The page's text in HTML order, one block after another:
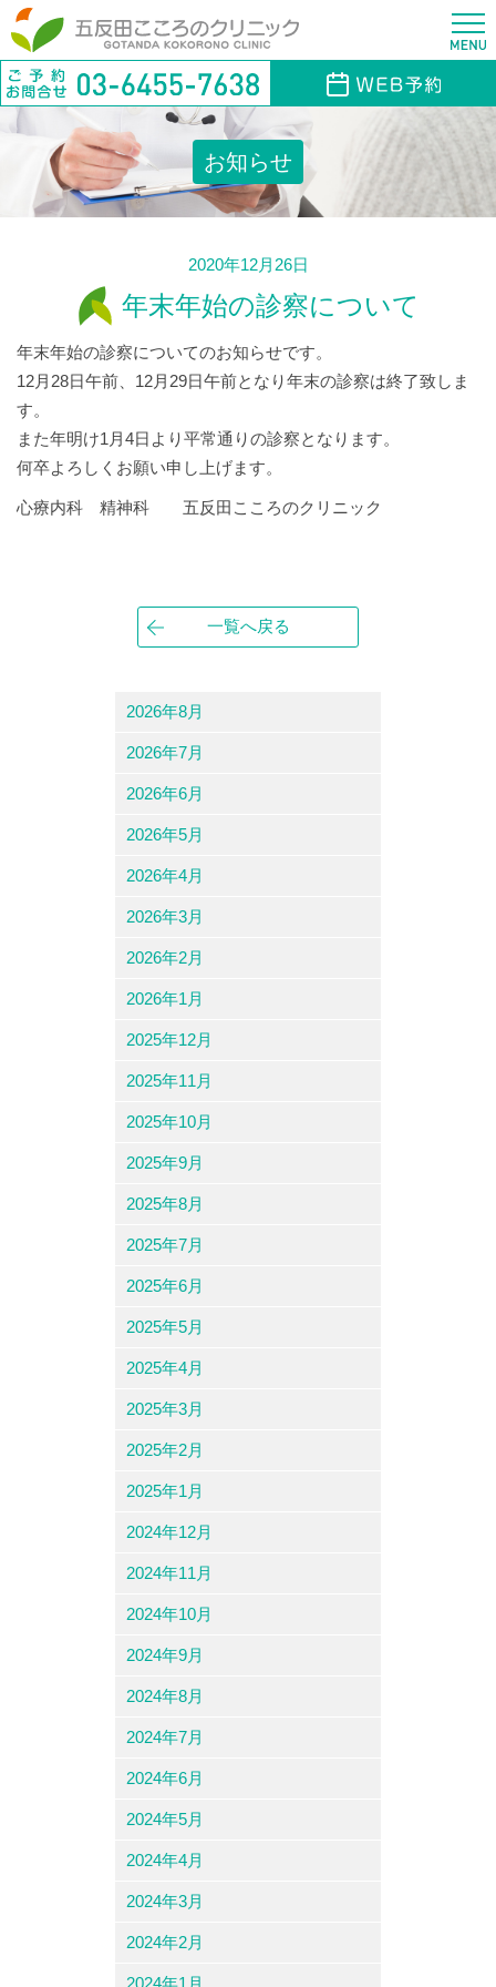
お知らせ
2020年12月26日
年末年始の診察について
年末年始の診察についてのお知らせです。
12月28日午前、12月29日午前となり年末の診察は終了致しま
す。
また年明け1月4日より平常通りの診察となります。
何卒よろしくお願い申し上げます。
心療内科 精神科 五反田こころのクリニック
一覧へ戻る
2026年8月
2026年7月
2026年6月
2026年5月
2026年4月
2026年3月
2026年2月
2026年1月
2025年12月
2025年11月
2025年10月
2025年9月
2025年8月
2025年7月
2025年6月
2025年5月
2025年4月
2025年3月
2025年2月
2025年1月
2024年12月
2024年11月
2024年10月
2024年9月
2024年8月
2024年7月
2024年6月
2024年5月
2024年4月
2024年3月
2024年2月
2024年1月